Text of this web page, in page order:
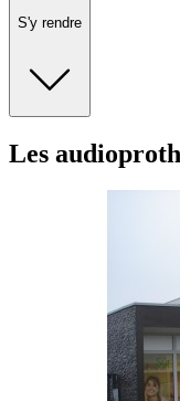
S'y rendre
Moyens de transport
Bus - Moulin-
Les